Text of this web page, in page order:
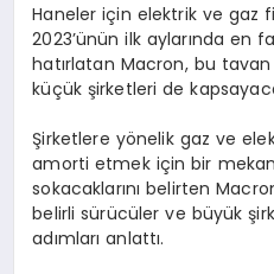
Haneler için elektrik ve gaz
2023’ünün ilk aylarında en
hatırlatan Macron, bu
küçük şirketleri de
Şirketlere yönelik gaz ve
amorti etmek için bir
sokacaklarını belirten
belirli sürücüler ve büyük
adımları anlattı.